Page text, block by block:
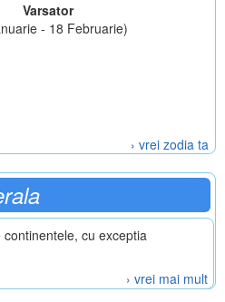
Varsator
- 18 Februarie)
› vrei zodia ta
cu exceptia
› vrei mai mult